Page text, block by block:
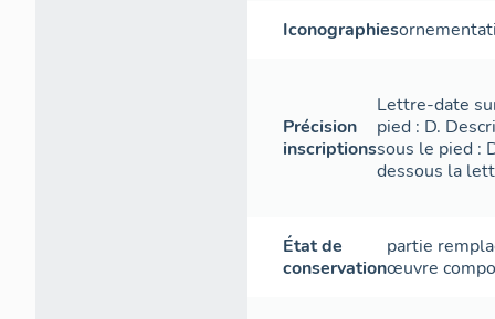
Iconographies
Précision
inscriptions
Lettre-date
pied : D.
sous le pied :
dessous la
État de
conservation
partie
œuvre